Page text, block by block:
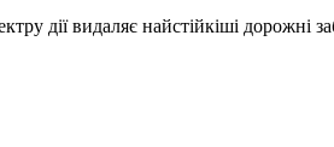
дії видаляє найстійкіші дорожні